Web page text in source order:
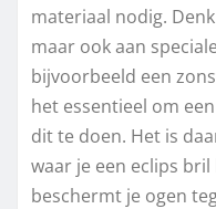
materiaal nodig.
maar ook aan
bijvoorbeeld een
het essentieel om
dit te doen. Het is
waar je een eclips
beschermt je ogen